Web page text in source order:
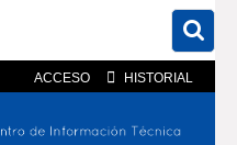
ACCESO HISTORIAL
En el sitio